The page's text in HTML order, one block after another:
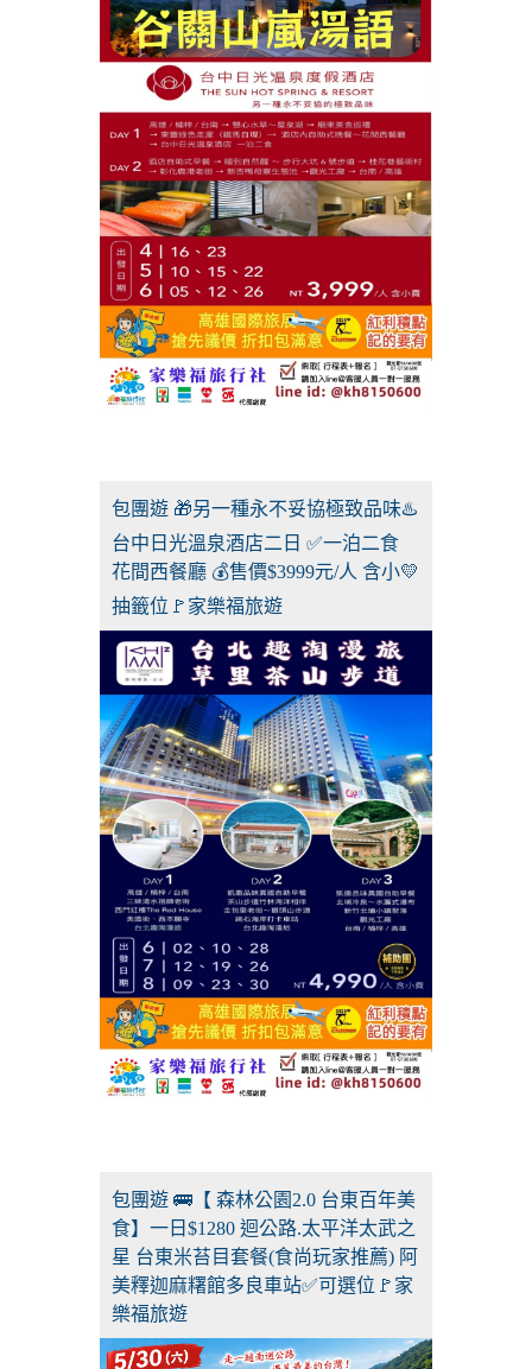
包團遊 🎁另一種永不妥協極致品味♨️
台中日光溫泉酒店二日 ✅一泊二食
花間西餐廳 💰售價$3999元/人 含小💛
抽籤位🚩家樂福旅遊
包團遊 🚌【 森林公園2.0 台東百年美
食】一日$1280 迴公路.太平洋太武之
星 台東米苔目套餐(食尚玩家推薦) 阿
美釋迦麻糬館多良車站✅可選位🚩家
樂福旅遊